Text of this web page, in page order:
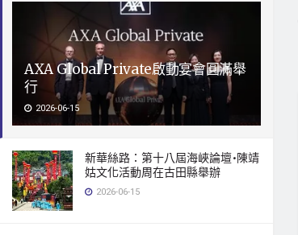
AXA Global Private啟動宴會圓滿舉
行
2026-06-15
新華絲路：第十八屆海峽論壇•陳靖
姑文化活動周在古田縣舉辦
2026-06-15